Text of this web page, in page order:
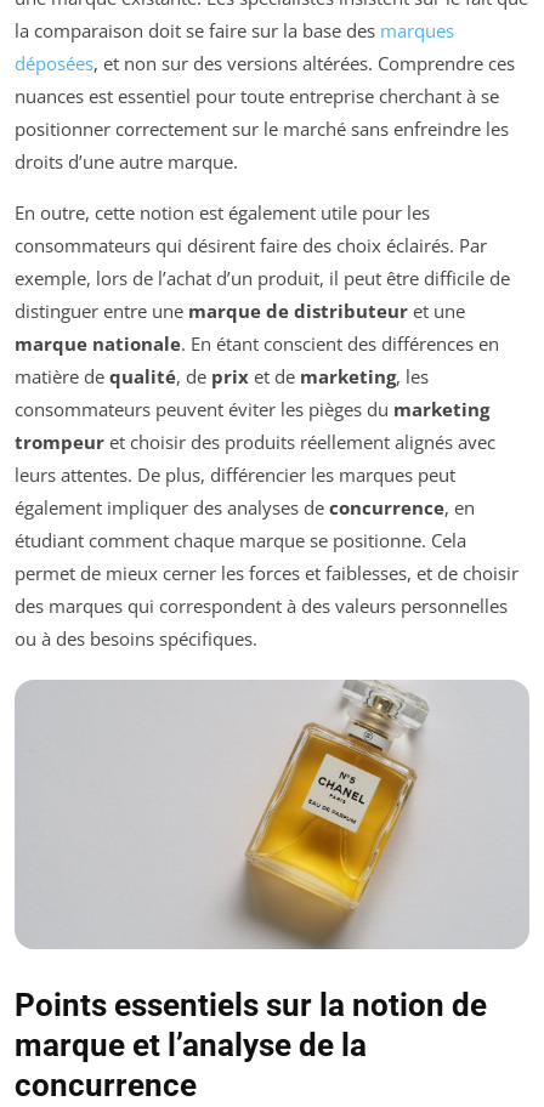
la comparaison doit se faire sur la base des marques
déposées, et non sur des versions altérées. Comprendre ces
nuances est essentiel pour toute entreprise cherchant à se
positionner correctement sur le marché sans enfreindre les
droits d’une autre marque.
En outre, cette notion est également utile pour les
consommateurs qui désirent faire des choix éclairés. Par
exemple, lors de l’achat d’un produit, il peut être difficile de
distinguer entre une marque de distributeur et une
marque nationale. En étant conscient des différences en
matière de qualité, de prix et de marketing, les
consommateurs peuvent éviter les pièges du marketing
trompeur et choisir des produits réellement alignés avec
leurs attentes. De plus, différencier les marques peut
également impliquer des analyses de concurrence, en
étudiant comment chaque marque se positionne. Cela
permet de mieux cerner les forces et faiblesses, et de choisir
des marques qui correspondent à des valeurs personnelles
ou à des besoins spécifiques.
Points essentiels sur la notion de
marque et l’analyse de la
concurrence